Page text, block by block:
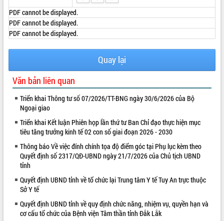
VIDEO
PDF cannot be displayed.
PDF cannot be displayed.
PDF cannot be displayed.
Quay lại
Văn bản liên quan
Triển khai Thông tư số 07/2026/TT-BNG ngày 30/6/2026 của Bộ
Ngoại giao
Triển khai Kết luận Phiên họp lần thứ tư Ban Chỉ đạo thực hiện mục
tiêu tăng trưởng kinh tế 02 con số giai đoạn 2026 - 2030
Thông báo Về việc đính chính tọa độ điểm góc tại Phụ lục kèm theo
Quyết định số 2317/QĐ-UBND ngày 21/7/2026 của Chủ tịch UBND
tỉnh
Quyết định UBND tỉnh về tổ chức lại Trung tâm Y tế Tuy An trực thuộc
Sở Y tế
Quyết định UBND tỉnh về quy định chức năng, nhiệm vụ, quyền hạn và
cơ cấu tổ chức của Bệnh viện Tâm thần tỉnh Đắk Lắk